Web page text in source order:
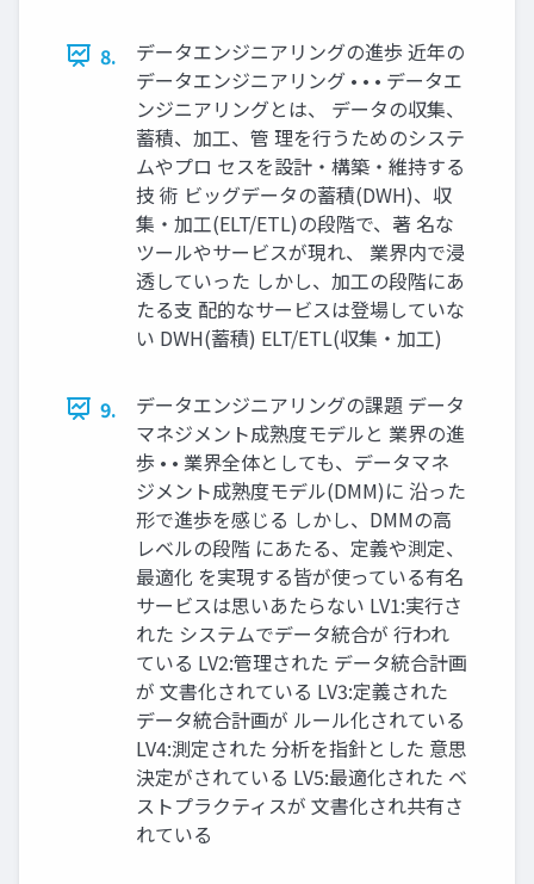
8.
データエンジニアリングの進歩 近年の
データエンジニアリング • • • データエ
ンジニアリングとは、 データの収集、
蓄積、加工、管 理を行うためのシステ
ムやプロ セスを設計・構築・維持する
技 術 ビッグデータの蓄積(DWH)、収
集・加工(ELT/ETL)の段階で、著 名な
ツールやサービスが現れ、 業界内で浸
透していった しかし、加工の段階にあ
たる支 配的なサービスは登場していな
い DWH(蓄積) ELT/ETL(収集・加工)
9.
データエンジニアリングの課題 データ
マネジメント成熟度モデルと 業界の進
歩 • • 業界全体としても、データマネ
ジメント成熟度モデル(DMM)に 沿った
形で進歩を感じる しかし、DMMの高
レベルの段階 にあたる、定義や測定、
最適化 を実現する皆が使っている有名
サービスは思いあたらない LV1:実行さ
れた システムでデータ統合が 行われ
ている LV2:管理された データ統合計画
が 文書化されている LV3:定義された
データ統合計画が ルール化されている
LV4:測定された 分析を指針とした 意思
決定がされている LV5:最適化された ベ
ストプラクティスが 文書化され共有さ
れている